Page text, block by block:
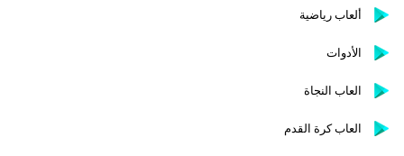
ألعاب رياضية
الأدوات
العاب النجاة
العاب كرة القدم